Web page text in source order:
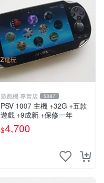
遊戲機 專賣店 5387
PSV 1007 主機 +32G +五款
遊戲 +9成新 +保修一年
$4,700